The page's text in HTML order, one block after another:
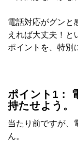
電話対応がグンと
えれば大丈夫！と
ポイントを、特別
ポイント1：
持たせよう。
当たり前ですが、
ん。